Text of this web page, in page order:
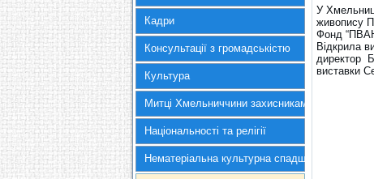
Кадри
Консультації з громадськістю
Культура
Митці Хмельниччини захисникам України
Національності та релігії
Нематеріальна культурна спадщина
У
живопису
Фонд
Відкрила
директор
виставки